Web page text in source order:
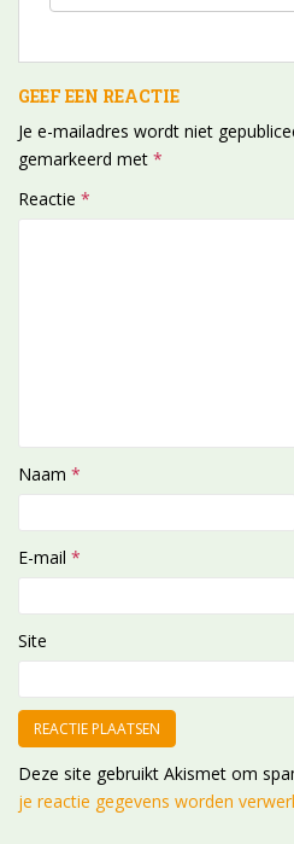
GEEF EEN REACTIE
Je e-mailadres wordt niet
gemarkeerd met *
Reactie *
Naam *
E-mail *
Site
Deze site gebruikt Akismet om
je reactie gegevens worden